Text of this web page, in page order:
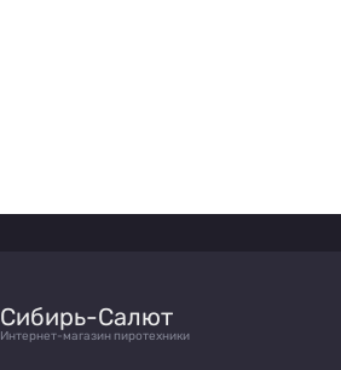
Сибирь-Салют
Интернет-магазин пиротехники